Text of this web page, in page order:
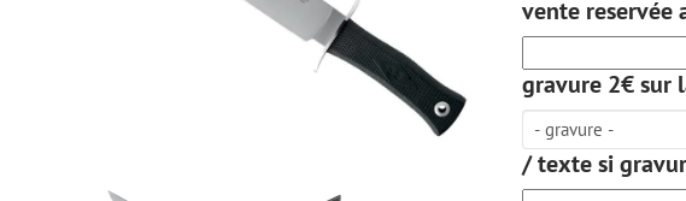
vente reservée
gravure 2€ sur
/ texte si